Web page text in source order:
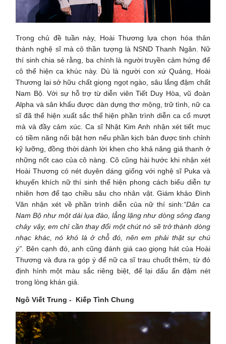
Trong chủ đề tuần này, Hoài Thương lựa chọn hóa thân
thành nghệ sĩ mà cô thần tượng là NSND Thanh Ngân. Nữ
thí sinh chia sẻ rằng, ba chính là người truyền cảm hứng để
cô thể hiện ca khúc này. Dù là người con xứ Quảng, Hoài
Thương lại sở hữu chất giọng ngọt ngào, sâu lắng đậm chất
Nam Bộ. Với sự hỗ trợ từ diễn viên Tiết Duy Hòa, vũ đoàn
Alpha và sân khấu được dàn dựng thơ mộng, trữ tình, nữ ca
sĩ đã thể hiện xuất sắc thể hiện phần trình diễn ca cổ mượt
mà và đầy cảm xúc. Ca sĩ Nhật Kim Anh nhận xét tiết mục
có tiềm năng nổi bật hơn nếu phần kịch bản được tinh chỉnh
kỹ lưỡng, đồng thời dành lời khen cho khả năng giả thanh ở
những nốt cao của cô nàng. Cô cũng hài hước khi nhận xét
Hoài Thương có nét duyên dáng giống với nghệ sĩ Puka và
khuyến khích nữ thí sinh thể hiện phong cách biểu diễn tự
nhiên hơn để tạo chiều sâu cho nhân vật. Giám khảo Đình
Văn nhận xét về phần trình diễn của nữ thí sinh:“Dân ca
Nam Bộ như một dải lụa đào, lẳng lặng như dòng sông đang
chảy vậy, em chỉ cần thay đổi một chút nó sẽ trở thành dòng
nhạc khác, nó khó là ở chỗ đó, nên em phải thật sự chú
ý”. Bên cạnh đó, anh cũng đánh giá cao giọng hát của Hoài
Thương và đưa ra góp ý để nữ ca sĩ trau chuốt thêm, từ đó
định hình một màu sắc riêng biệt, để lại dấu ấn đậm nét
trong lòng khán giả.
Ngô Viết Trung - Kiếp Tình Chung